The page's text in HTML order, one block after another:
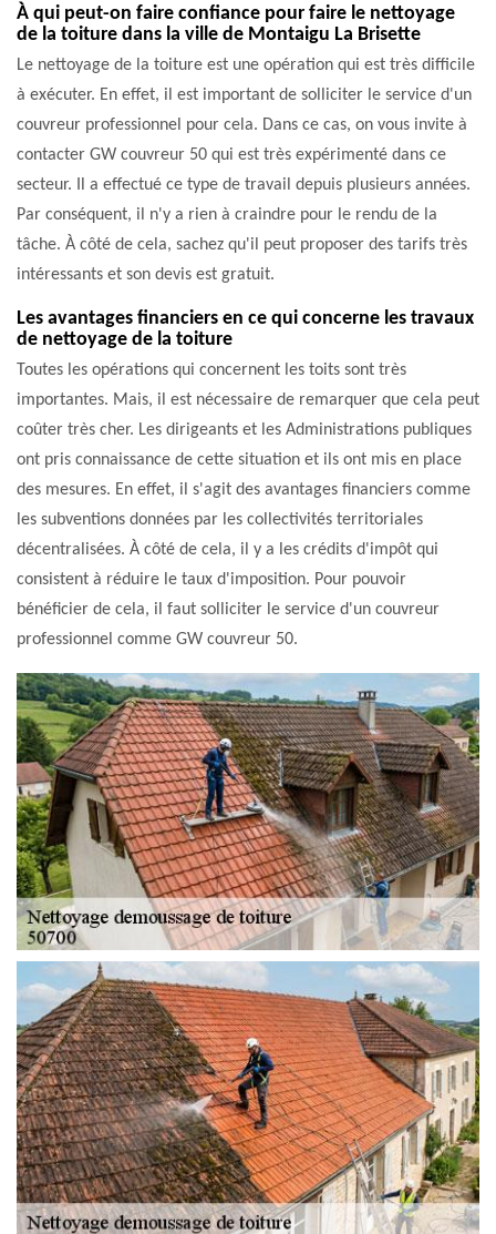
À qui peut-on faire confiance pour faire le nettoyage
de la toiture dans la ville de Montaigu La Brisette
Le nettoyage de la toiture est une opération qui est très difficile
à exécuter. En effet, il est important de solliciter le service d'un
couvreur professionnel pour cela. Dans ce cas, on vous invite à
contacter GW couvreur 50 qui est très expérimenté dans ce
secteur. Il a effectué ce type de travail depuis plusieurs années.
Par conséquent, il n'y a rien à craindre pour le rendu de la
tâche. À côté de cela, sachez qu'il peut proposer des tarifs très
intéressants et son devis est gratuit.
Les avantages financiers en ce qui concerne les travaux
de nettoyage de la toiture
Toutes les opérations qui concernent les toits sont très
importantes. Mais, il est nécessaire de remarquer que cela peut
coûter très cher. Les dirigeants et les Administrations publiques
ont pris connaissance de cette situation et ils ont mis en place
des mesures. En effet, il s'agit des avantages financiers comme
les subventions données par les collectivités territoriales
décentralisées. À côté de cela, il y a les crédits d'impôt qui
consistent à réduire le taux d'imposition. Pour pouvoir
bénéficier de cela, il faut solliciter le service d'un couvreur
professionnel comme GW couvreur 50.